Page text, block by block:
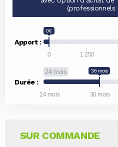
Apport :
0€
0 1 250
Durée :
24 mois 36 mois
24 mois 36 mois
(professionnels
SUR COMMANDE